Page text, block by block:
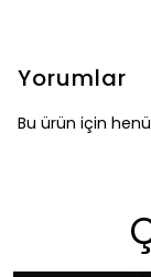
Yorumlar
Bu ürün için